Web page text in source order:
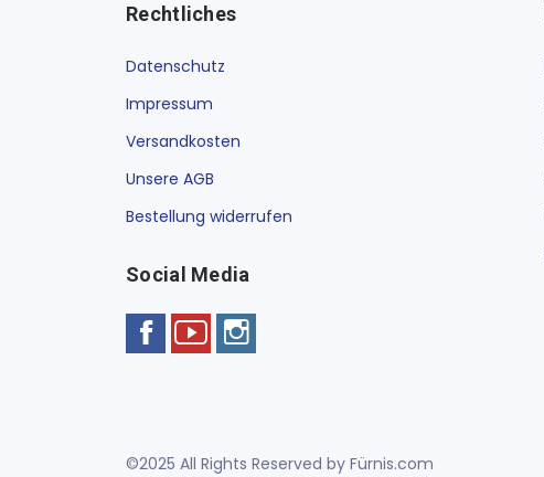
Rechtliches
Datenschutz
Impressum
Versandkosten
Unsere AGB
Bestellung widerrufen
Social Media
©2025 All Rights Reserved by Fürnis.com